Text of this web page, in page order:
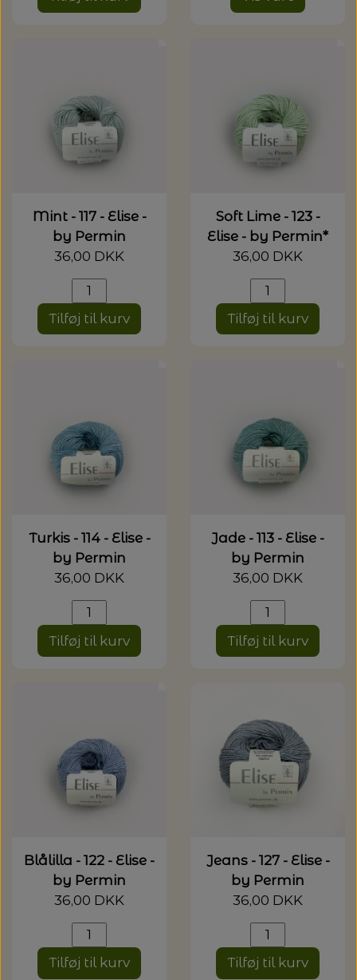
Mint - 117 - Elise -
by Permin
36,00 DKK
Tilføj til kurv
Soft Lime - 123 -
Elise - by Permin*
36,00 DKK
Tilføj til kurv
Turkis - 114 - Elise -
by Permin
36,00 DKK
Tilføj til kurv
Jade - 113 - Elise -
by Permin
36,00 DKK
Tilføj til kurv
Blålilla - 122 - Elise -
by Permin
36,00 DKK
Tilføj til kurv
Jeans - 127 - Elise -
by Permin
36,00 DKK
Tilføj til kurv